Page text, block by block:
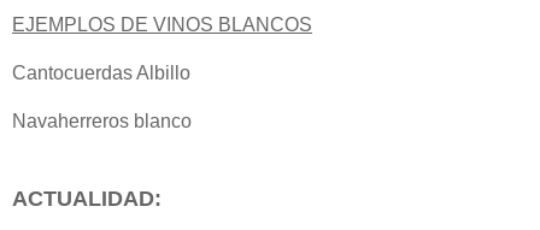
EJEMPLOS DE VINOS BLANCOS
Cantocuerdas Albillo
Navaherreros blanco
ACTUALIDAD: